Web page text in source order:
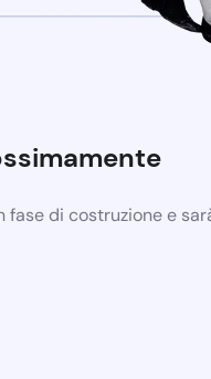
fase di costruzione e